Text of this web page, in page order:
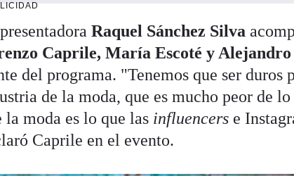
Raquel Sánchez Silva
Caprile, María Escoté y Alejandro
del programa. "Tenemos que ser duros
de la moda, que es mucho peor de
la moda es lo que las influencers e
Caprile en el evento.